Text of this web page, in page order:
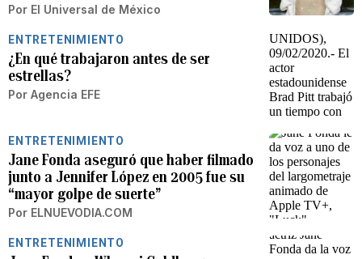
Por El Universal de México
ENTRETENIMIENTO
¿En qué trabajaron antes de ser
estrellas?
Por Agencia EFE
ENTRETENIMIENTO
Jane Fonda aseguró que haber filmado
junto a Jennifer López en 2005 fue su
“mayor golpe de suerte”
Por ELNUEVODIA.COM
ENTRETENIMIENTO